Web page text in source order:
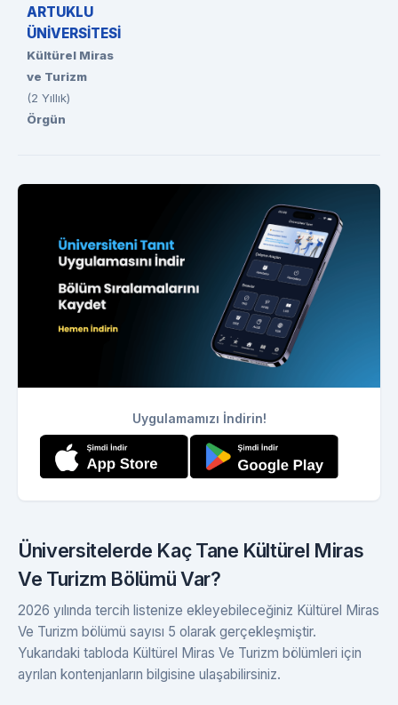
ARTUKLU
ÜNİVERSİTESİ
Kültürel Miras
ve Turizm
(2 Yıllık)
Örgün
Uygulamamızı İndirin!
Üniversitelerde Kaç Tane Kültürel Miras
Ve Turizm Bölümü Var?
2026 yılında tercih listenize ekleyebileceğiniz Kültürel Miras
Ve Turizm bölümü sayısı 5 olarak gerçekleşmiştir.
Yukarıdaki tabloda Kültürel Miras Ve Turizm bölümleri için
ayrılan kontenjanların bilgisine ulaşabilirsiniz.